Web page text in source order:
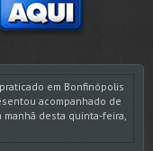
em Bonfinópolis
acompanhado de
desta quinta-feira,